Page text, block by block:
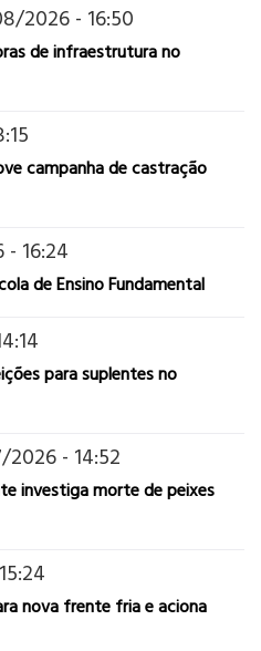
2026 - 16:50
de infraestrutura no
campanha de castração
16:24
de Ensino Fundamental
para suplentes no
- 14:52
investiga morte de peixes
nova frente fria e aciona